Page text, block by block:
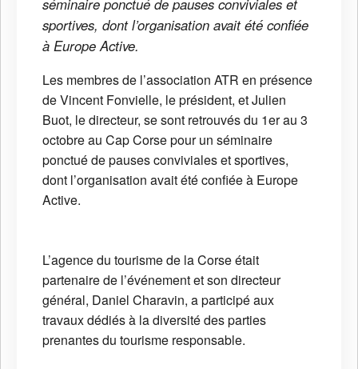
séminaire ponctué de pauses conviviales et
sportives, dont l’organisation avait été confiée
à Europe Active.
Les membres de l’association ATR en présence
de Vincent Fonvielle, le président, et Julien
Buot, le directeur, se sont retrouvés du 1er au 3
octobre au Cap Corse pour un séminaire
ponctué de pauses conviviales et sportives,
dont l’organisation avait été confiée à Europe
Active.
L’agence du tourisme de la Corse était
partenaire de l’événement et son directeur
général, Daniel Charavin, a participé aux
travaux dédiés à la diversité des parties
prenantes du tourisme responsable.